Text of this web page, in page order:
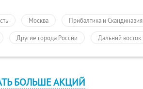
Москва Прибалтика и Скандинавия
Другие города России Дальний восток
БОЛЬШЕ АКЦИЙ